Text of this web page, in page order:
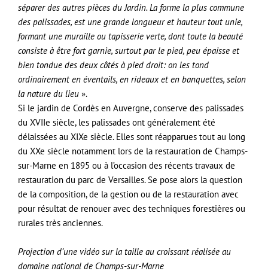
séparer des autres pièces du Jardin. La forme la plus commune
des palissades, est une grande longueur et hauteur tout unie,
formant une muraille ou tapisserie verte, dont toute la beauté
consiste à être fort garnie, surtout par le pied, peu épaisse et
bien tondue des deux côtés à pied droit: on les tond
ordinairement en éventails, en rideaux et en banquettes, selon
la nature du lieu ».
Si le jardin de Cordès en Auvergne, conserve des palissades
du XVIIe siècle, les palissades ont généralement été
délaissées au XIXe siècle. Elles sont réapparues tout au long
du XXe siècle notamment lors de la restauration de Champs-
sur-Marne en 1895 ou à l’occasion des récents travaux de
restauration du parc de Versailles. Se pose alors la question
de la composition, de la gestion ou de la restauration avec
pour résultat de renouer avec des techniques forestières ou
rurales très anciennes.
Projection d’une vidéo sur la taille au croissant réalisée au
domaine national de Champs-sur-Marne